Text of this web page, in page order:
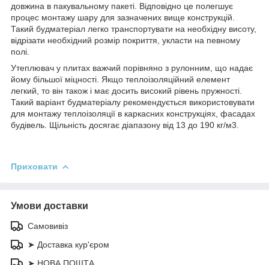
довжина в пакувальному пакеті. Відповідно це полегшує
процес монтажу шару для зазначених вище конструкцій.
Такий будматеріал легко транспортувати на необхідну висоту,
відрізати необхідний розмір покриття, укласти на певному
полі.
Утеплювач у плитах важчий порівняно з рулонним, що надає
йому більшої міцності. Якщо теплоізоляційний елемент
легкий, то він також і має досить високий рівень пружності.
Такий варіант будматеріалу рекомендується використовувати
для монтажу теплоізоляції в каркасних конструкціях, фасадах
будівель. Щільність досягає діапазону від 13 до 190 кг/м3.
Приховати
Умови доставки
Самовивіз
➤ Доставка кур'єром
➤ НОВА ПОШТА